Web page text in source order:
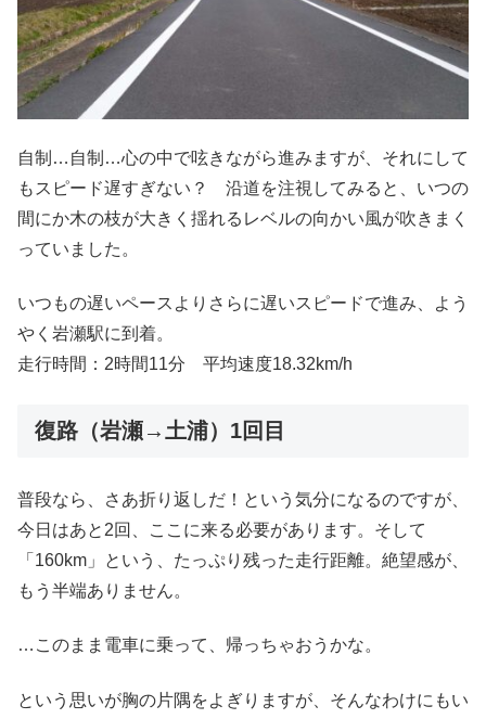
自制…自制…心の中で呟きながら進みますが、それにして
もスピード遅すぎない？ 沿道を注視してみると、いつの
間にか木の枝が大きく揺れるレベルの向かい風が吹きまく
っていました。
いつもの遅いペースよりさらに遅いスピードで進み、よう
やく岩瀬駅に到着。
走行時間：2時間11分 平均速度18.32km/h
復路（岩瀬→土浦）1回目
普段なら、さあ折り返しだ！という気分になるのですが、
今日はあと2回、ここに来る必要があります。そして
「160km」という、たっぷり残った走行距離。絶望感が、
もう半端ありません。
…このまま電車に乗って、帰っちゃおうかな。
という思いが胸の片隅をよぎりますが、そんなわけにもい